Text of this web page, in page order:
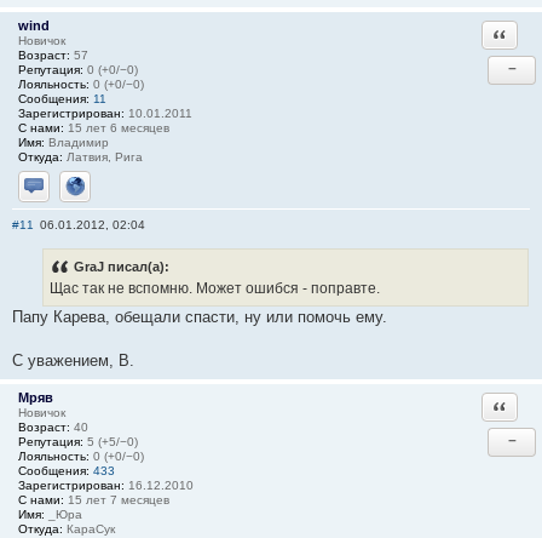
wind
Новичок
Возраст: 57
Репутация: 0 (+0/−0)
Лояльность: 0 (+0/−0)
Сообщения: 11
Зарегистрирован: 10.01.2011
С нами: 15 лет 6 месяцев
Имя: Владимир
Откуда: Латвия, Рига
Отправить личное сообщение
Сайт
−
#11 06.01.2012, 02:04
GraJ писал(а):
Щас так не вспомню. Может ошибся - поправте.
Папу Карева, обещали спасти, ну или помочь ему.
С уважением, В.
Мряв
Новичок
Возраст: 40
Репутация: 5 (+5/−0)
Лояльность: 0 (+0/−0)
Сообщения: 433
Зарегистрирован: 16.12.2010
С нами: 15 лет 7 месяцев
Имя: _Юра
Откуда: КараСук
−